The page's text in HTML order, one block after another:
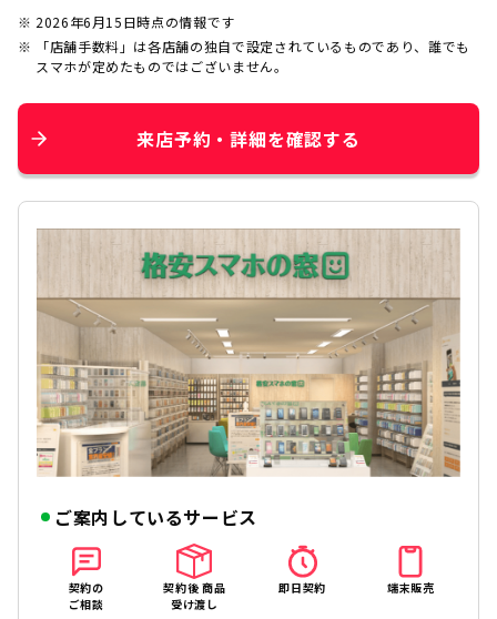
2026年6月15日時点の情報です
「店舗手数料」は各店舗の独自で設定されているものであり、誰でも
スマホが定めたものではございません。
来店予約・詳細を確認する
ご案内しているサービス
契約の
ご相談
契約後 商品
受け渡し
即日契約 端末販売